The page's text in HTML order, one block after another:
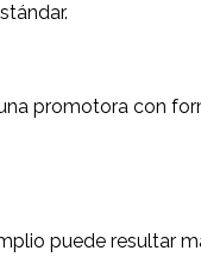
promotora con
puede